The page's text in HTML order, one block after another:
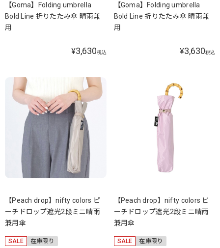
【Goma】Folding umbrella
Bold Line 折りたたみ傘 晴雨兼
用
¥3,630税込
【Goma】Folding umbrella
Bold Line 折りたたみ傘 晴雨兼
用
¥3,630税込
【Peach drop】nifty colors ピ
ーチドロップ遮光2段ミニ晴雨
兼用傘
SALE 在庫限り
【Peach drop】nifty colors ピ
ーチドロップ遮光2段ミニ晴雨
兼用傘
SALE 在庫限り